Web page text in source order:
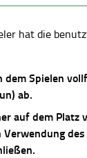
hat die
Spielen
ab.
auf dem Platz
des